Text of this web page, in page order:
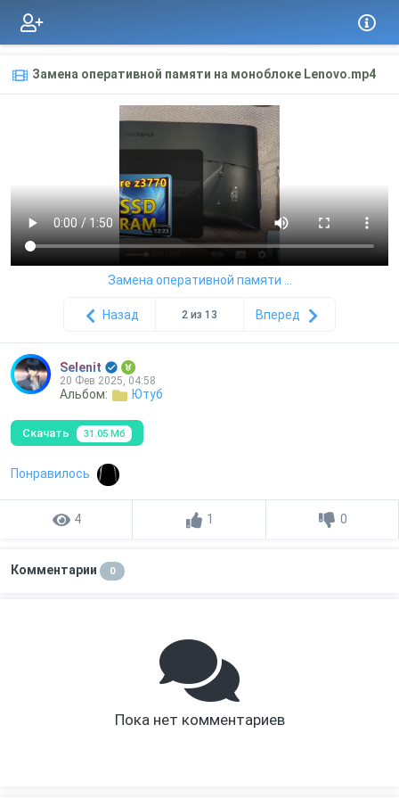
Замена оперативной памяти на моноблоке Lenovo.mp4
Замена оперативной памяти ...
Назад 2 из 13 Вперед
Selenit
20 Фев 2025, 04:58
Альбом: Ютуб
Скачать 31.05 Мб
Понравилось
4 1 0
Комментарии 0
Пока нет комментариев